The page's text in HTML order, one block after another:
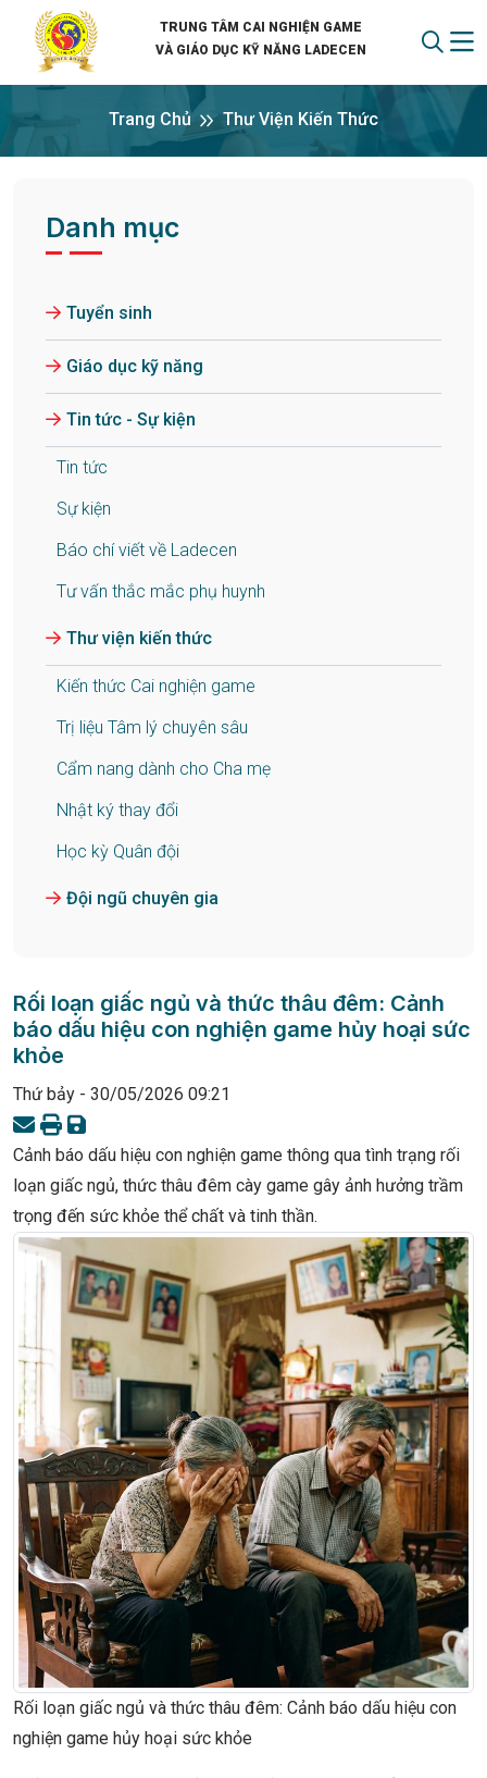
TRUNG TÂM CAI NGHIỆN GAME
VÀ GIÁO DỤC KỸ NĂNG LADECEN
Trang Chủ Thư Viện Kiến Thức
Danh mục
Tuyển sinh
Giáo dục kỹ năng
Tin tức - Sự kiện
Tin tức
Sự kiện
Báo chí viết về Ladecen
Tư vấn thắc mắc phụ huynh
Thư viện kiến thức
Kiến thức Cai nghiện game
Trị liệu Tâm lý chuyên sâu
Cẩm nang dành cho Cha mẹ
Nhật ký thay đổi
Học kỳ Quân đội
Đội ngũ chuyên gia
Rối loạn giấc ngủ và thức thâu đêm: Cảnh
báo dấu hiệu con nghiện game hủy hoại sức
khỏe
Thứ bảy - 30/05/2026 09:21
Cảnh báo dấu hiệu con nghiện game thông qua tình trạng rối
loạn giấc ngủ, thức thâu đêm cày game gây ảnh hưởng trầm
trọng đến sức khỏe thể chất và tinh thần.
Rối loạn giấc ngủ và thức thâu đêm: Cảnh báo dấu hiệu con
nghiện game hủy hoại sức khỏe